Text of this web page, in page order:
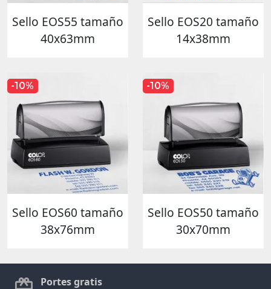
Sello EOS55 tamaño
40x63mm
Sello EOS20 tamaño
14x38mm
Sello EOS60 tamaño
38x76mm
-10%
Sello EOS50 tamaño
30x70mm
-10%
Portes gratis